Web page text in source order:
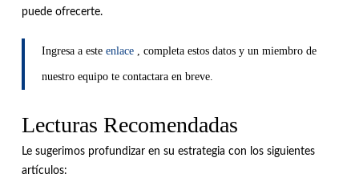
puede ofrecerte.
Ingresa a esteenlace , completa estos datos y un miembro de
nuestro equipo te contactara en breve.
Lecturas Recomendadas
Le sugerimos profundizar en su estrategia con los siguientes
artículos: